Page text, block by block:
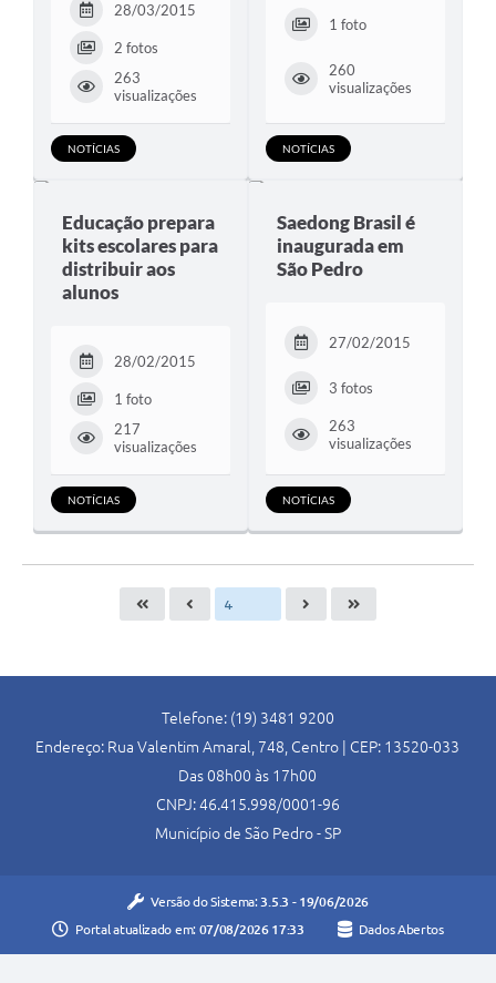
28/03/2015
2 fotos
263
visualizações
NOTÍCIAS
1 foto
260
visualizações
NOTÍCIAS
Educação prepara
kits escolares para
distribuir aos
alunos
28/02/2015
1 foto
217
visualizações
NOTÍCIAS
Saedong Brasil é
inaugurada em
São Pedro
27/02/2015
3 fotos
263
visualizações
NOTÍCIAS
Telefone: (19) 3481 9200
Endereço: Rua Valentim Amaral, 748, Centro | CEP: 13520-033
Das 08h00 às 17h00
CNPJ: 46.415.998/0001-96
Município de São Pedro - SP
Versão do Sistema: 3.5.3 - 19/06/2026
Portal atualizado em: 07/08/2026 17:33 Dados Abertos